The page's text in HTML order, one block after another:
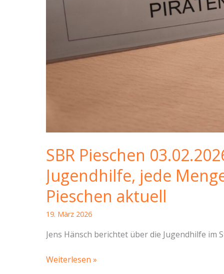
SBR Pieschen
Jugendhilfe, jede
Pieschen aktuell
19. März 2026
Jens Hänsch berichtet über die Jugendhilfe
SBR
Weiterlesen »